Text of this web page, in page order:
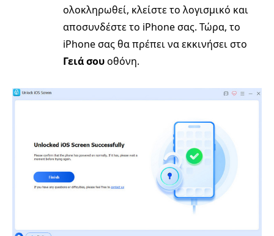
ολοκληρωθεί, κλείστε το λογισμικό και
αποσυνδέστε το iPhone σας. Τώρα, το
iPhone σας θα πρέπει να εκκινήσει στο
Γειά σουοθόνη.